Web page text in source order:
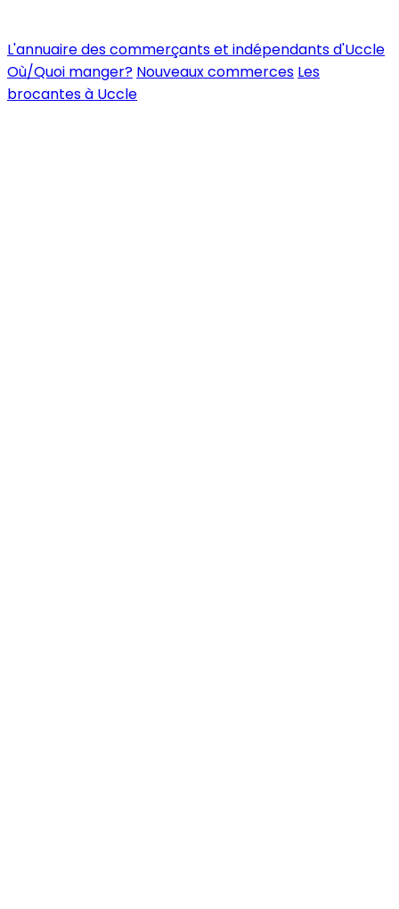
L'annuaire des commerçants et indépendants d'Uccle
Où/Quoi manger? Nouveaux commerces Les
brocantes à Uccle